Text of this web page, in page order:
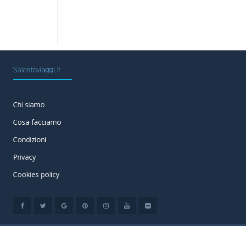
Salentoviaggi.it
Chi siamo
Cosa facciamo
Condizioni
Privacy
Cookies policy